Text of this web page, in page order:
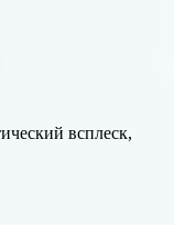
всплеск,